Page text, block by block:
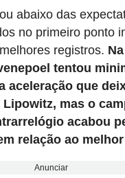
abaixo das
no primeiro ponto
registros.
tentou
aceleração que
mas o
acabou
relação ao
Anunciar